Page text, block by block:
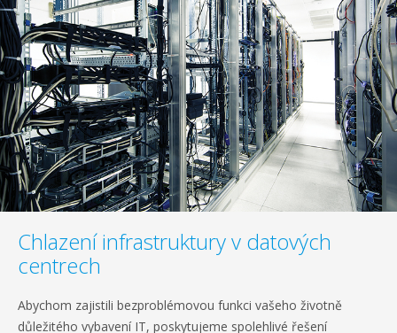
Chlazení infrastruktury v datových
centrech
Abychom zajistili bezproblémovou funkci vašeho životně
důležitého vybavení IT, poskytujeme spolehlivé řešení